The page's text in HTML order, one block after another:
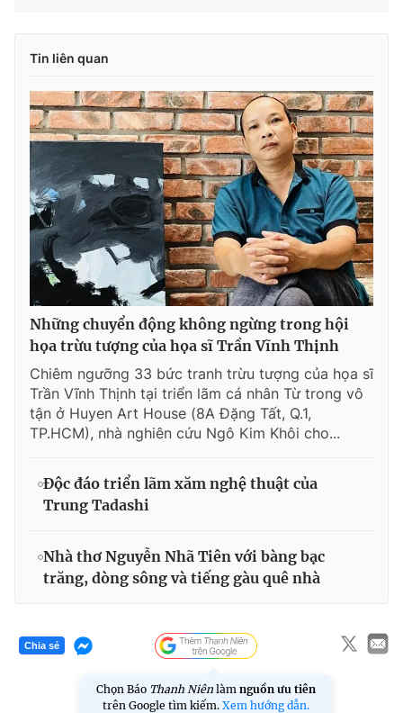
Tin liên quan
Những chuyển động không ngừng trong hội
họa trừu tượng của họa sĩ Trần Vĩnh Thịnh
Chiêm ngưỡng 33 bức tranh trừu tượng của họa sĩ
Trần Vĩnh Thịnh tại triển lãm cá nhân Từ trong vô
tận ở Huyen Art House (8A Đặng Tất, Q.1,
TP.HCM), nhà nghiên cứu Ngô Kim Khôi cho...
Độc đáo triển lãm xăm nghệ thuật của
Trung Tadashi
Nhà thơ Nguyễn Nhã Tiên với bàng bạc
trăng, dòng sông và tiếng gàu quê nhà
Chia sẻ
Chọn Báo Thanh Niên làm nguồn ưu tiên
trên Google tìm kiếm. Xem hướng dẫn.